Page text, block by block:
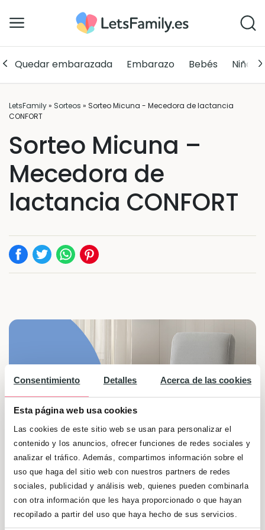
Consentimiento Detalles Acerca de las cookies
Esta página web usa cookies
Las cookies de este sitio web se usan para personalizar el
contenido y los anuncios, ofrecer funciones de redes sociales y
analizar el tráfico. Además, compartimos información sobre el
uso que haga del sitio web con nuestros partners de redes
sociales, publicidad y análisis web, quienes pueden combinarla
con otra información que les haya proporcionado o que hayan
recopilado a partir del uso que haya hecho de sus servicios.
Quedar embarazada Embarazo Bebés Niños
LetsFamily» Sorteos » Sorteo Micuna - Mecedora de lactancia
CONFORT
Sorteo Micuna –
Mecedora de
lactancia CONFORT
¡Participa en este sorteo y podrás ganar una
estupenda Mecedora de lactancia CONFORT!